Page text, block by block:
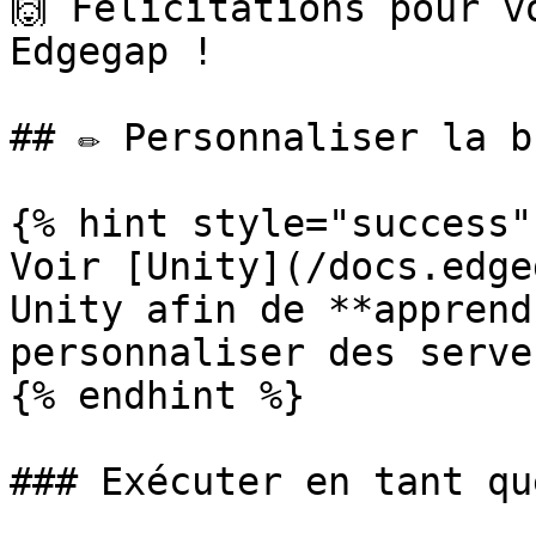
Edgegap !
## ✏️ Personnaliser la
{% hint style="success"
Voir [Unity](/
Unity afin de
personnaliser des
{% endhint %}
### Exécuter en tant